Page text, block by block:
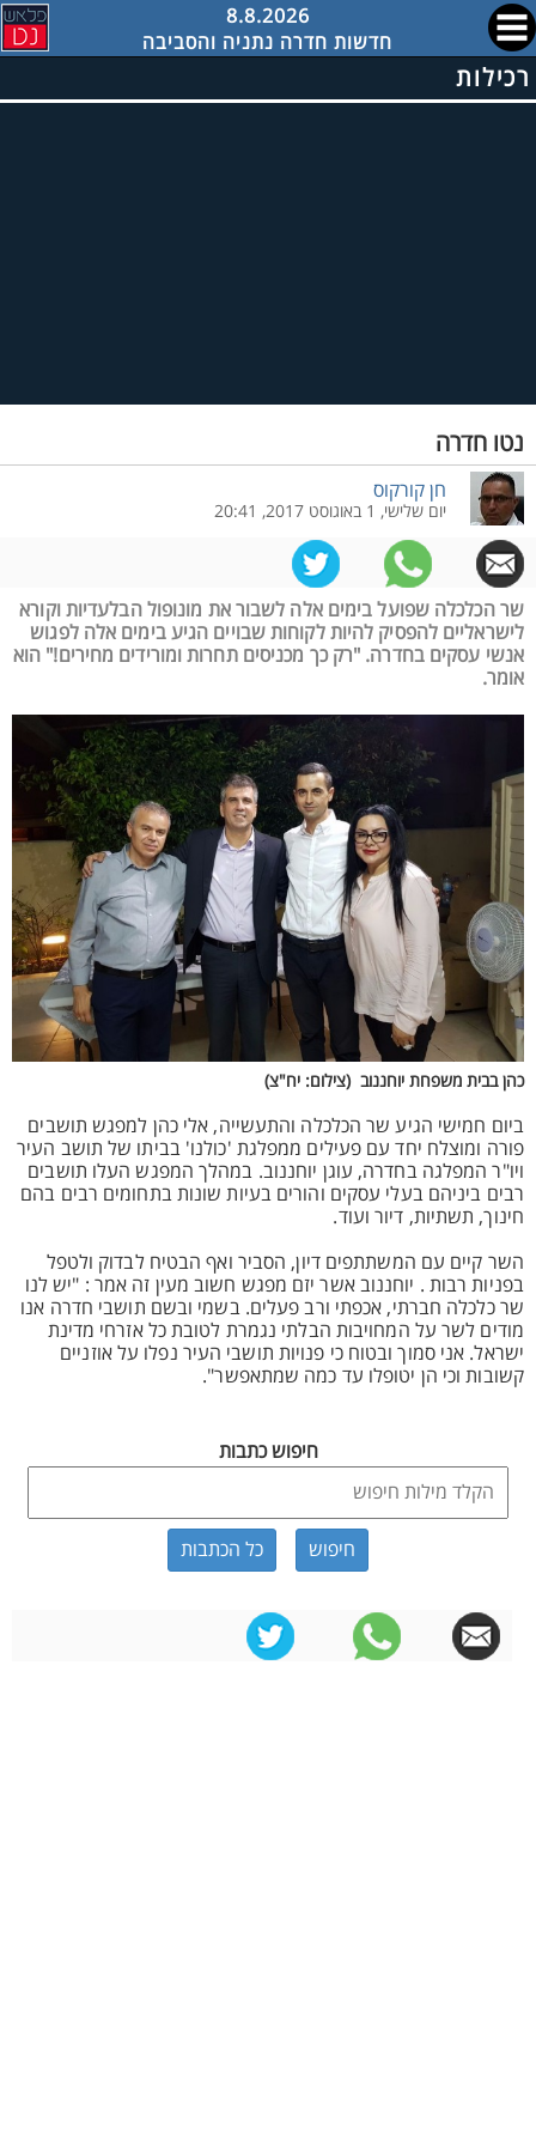
8.8.2026
חדשות חדרה נתניה והסביבה
רכילות
נטו חדרה
חן קורקוס
יום שלישי, 1 באוגוסט 2017, 20:41
שר הכלכלה שפועל בימים אלה לשבור את מונופול הבלעדיות וקורא
לישראליים להפסיק להיות לקוחות שבויים הגיע בימים אלה לפגוש
אנשי עסקים בחדרה. "רק כך מכניסים תחרות ומורידים מחירים!" הוא
אומר.
כהן בבית משפחת יוחננוב (צילום: יח"צ)
ביום חמישי הגיע שר הכלכלה והתעשייה, אלי כהן למפגש תושבים
פורה ומוצלח יחד עם פעילים ממפלגת 'כולנו' בביתו של תושב העיר
ויו"ר המפלגה בחדרה, עוגן יוחננוב. במהלך המפגש העלו תושבים
רבים ביניהם בעלי עסקים והורים בעיות שונות בתחומים רבים בהם
חינוך, תשתיות, דיור ועוד.
השר קיים עם המשתתפים דיון, הסביר ואף הבטיח לבדוק ולטפל
בפניות רבות . יוחננוב אשר יזם מפגש חשוב מעין זה אמר : "יש לנו
שר כלכלה חברתי, אכפתי ורב פעלים. בשמי ובשם תושבי חדרה אנו
מודים לשר על המחויבות הבלתי נגמרת לטובת כל אזרחי מדינת
ישראל. אני סמוך ובטוח כי פנויות תושבי העיר נפלו על אוזניים
קשובות וכי הן יטופלו עד כמה שמתאפשר".
חיפוש כתבות
כל הכתבות